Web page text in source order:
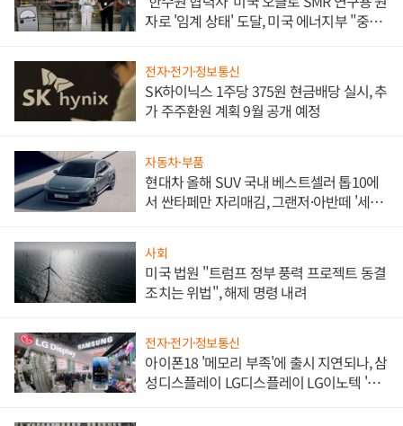
자로 '임계 상태' 도달, 미국 에너지부 "중요
전자·전기·정보통신
SK하이닉스 1주당 375원 현금배당 실시, 추
가 주주환원 계획 9월 공개 예정
자동차·부품
현대차 올해 SUV 국내 베스트셀러 톱10에
서 싼타페만 자리매김, 그랜저·아반떼 '세단
사회
미국 법원 "트럼프 정부 풍력 프로젝트 동결
조치는 위법", 해제 명령 내려
전자·전기·정보통신
아이폰18 '메모리 부족'에 출시 지연되나, 삼
성디스플레이 LG디스플레이 LG이노텍 '탈